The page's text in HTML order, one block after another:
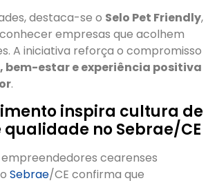
destaca-se o Selo Pet Friendly,
empresas que acolhem
A iniciativa reforça o compromisso
bem-estar e experiência positiva
.
inspira cultura de
no Sebrae/CE
empreendedores cearenses
Sebrae/CE confirma que